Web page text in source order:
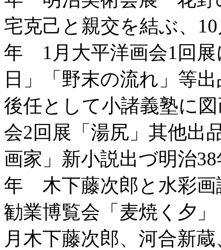
宅克己と親交を結ぶ、
年 1月大平洋画会1回展
日」「野末の流れ」等
後任として小諸義塾に
会2回展「湯尻」其他
画家」新小説出づ明治
年 木下藤次郎と水彩
勧業博覧会「麦焼く夕
月木下藤次郎、河合新